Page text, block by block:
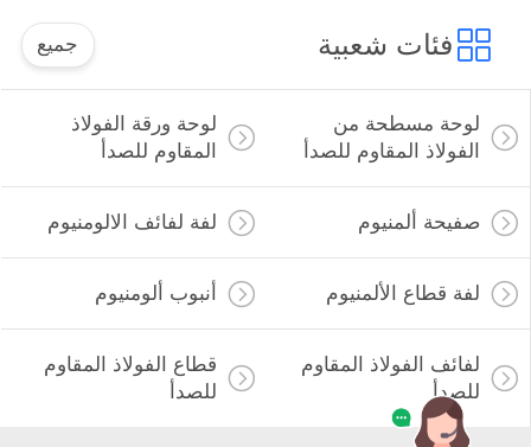
فئات شعبية جميع
لوحة مسطحة من
الفولاذ المقاوم للصدأ
لوحة ورقة الفولاذ
المقاوم للصدأ
صفيحة ألمنيوم لفة لفائف الالومنيوم
لفة قطاع الألمنيوم أنبوب ألومنيوم
لفائف الفولاذ المقاوم
للصدأ
قطاع الفولاذ المقاوم
للصدأ